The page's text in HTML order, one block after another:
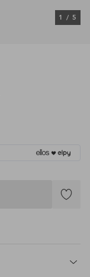
1 / 5
Lägg